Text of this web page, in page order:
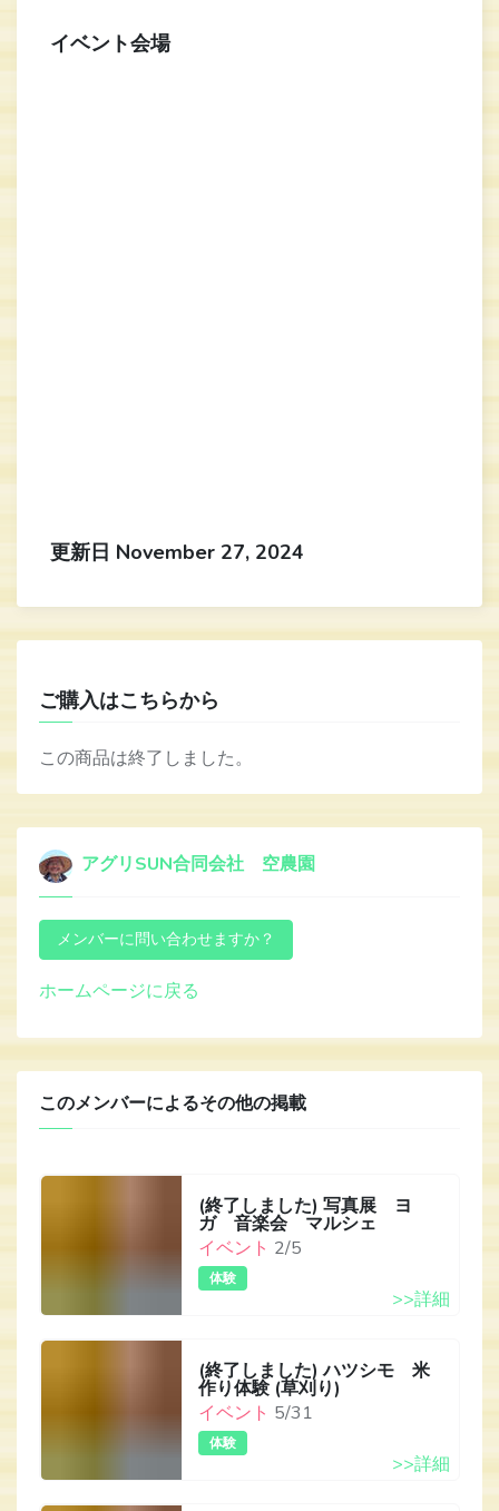
イベント会場
更新日 November 27, 2024
ご購入はこちらから
この商品は終了しました。
アグリSUN合同会社 空農園
ホームページに戻る
このメンバーによるその他の掲載
(終了しました) 写真展 ヨ
ガ 音楽会 マルシェ
イベント 2/5
体験
>>詳細
(終了しました) ハツシモ 米
作り体験 (草刈り)
イベント 5/31
体験
>>詳細